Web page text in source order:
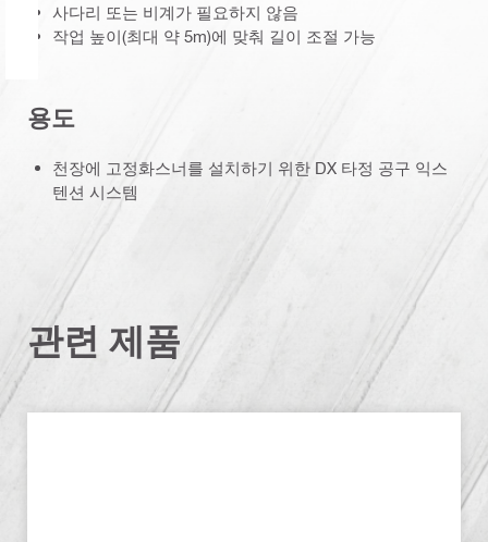
사다리 또는 비계가 필요하지 않음
작업 높이(최대 약 5m)에 맞춰 길이 조절 가능
용도
천장에 고정화스너를 설치하기 위한 DX 타정 공구 익스
텐션 시스템
관련 제품